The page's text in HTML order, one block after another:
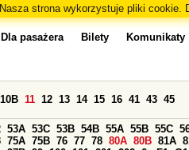
Nasza strona wykorzystuje pliki cookie.
Dla pasażera Bilety Komunikaty
10B 11 12 13 14 15 16 41 43 45
53A 53C 53B 54B 55A 55B 55C
75A 75B 76 77 78 80A 80B 81A